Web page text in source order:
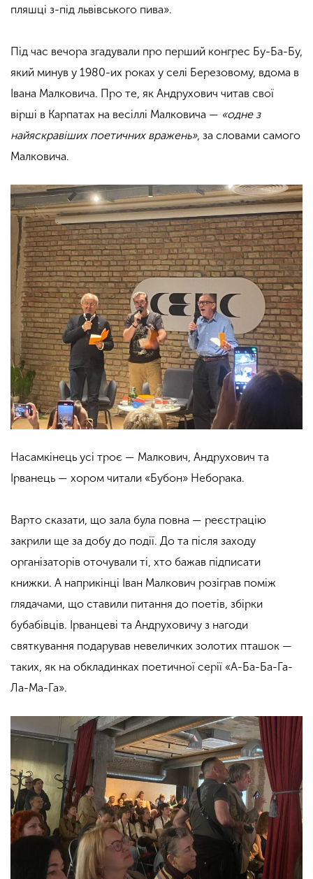
пляшці з-під львівського пива».
Під час вечора згадували про перший конгрес Бу-Ба-Бу,
який минув у 1980-их роках у селі Березовому, вдома в
Івана Малковича. Про те, як Андрухович читав свої
вірші в Карпатах на весіллі Малковича — «одне з
найяскравіших поетичних вражень», за словами самого
Малковича.
Насамкінець усі троє — Малкович, Андрухович та
Ірванець — хором читали «Бубон» Неборака.
Варто сказати, що зала була повна — реєстрацію
закрили ще за добу до події. До та після заходу
організаторів оточували ті, хто бажав підписати
книжки. А наприкінці Іван Малкович розіграв поміж
глядачами, що ставили питання до поетів, збірки
бубабівців. Ірванцеві та Андруховичу з нагоди
святкування подарував невеличких золотих пташок —
таких, як на обкладинках поетичної серії «А-Ба-Ба-Га-
Ла-Ма-Га».